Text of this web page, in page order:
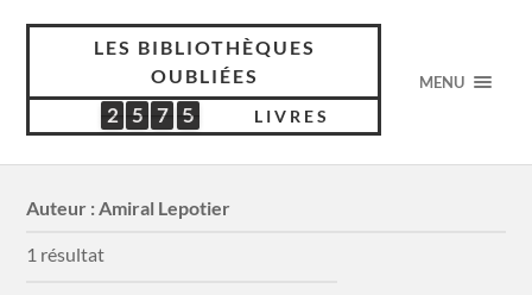
LES BIBLIOTHÈQUES
OUBLIÉES
2
4
2 5
2
5 7
9
7 5
0
5 LIVRES
MENU
Auteur :Amiral Lepotier
1 résultat